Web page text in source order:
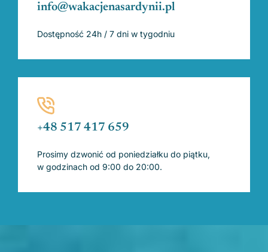
info@wakacjenasardynii.pl
Dostępność 24h / 7 dni w tygodniu
+48 517 417 659
Prosimy dzwonić od poniedziałku do piątku,
w godzinach od 9:00 do 20:00.